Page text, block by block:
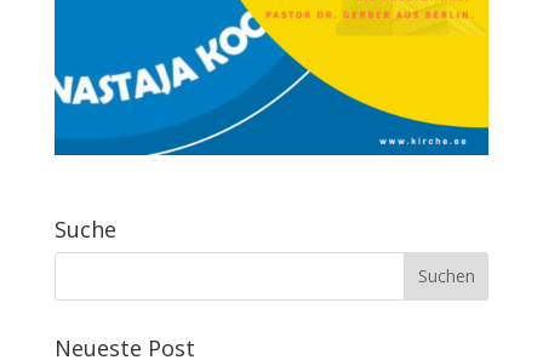
Suche
Neueste Post